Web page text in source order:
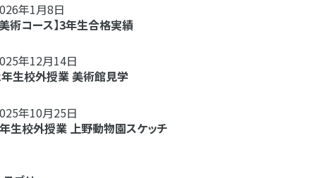
年1月8日
美術コース】3年生合格実績
年12月14日
年生校外授業 美術館見学
年10月25日
生校外授業 上野動物園スケッチ